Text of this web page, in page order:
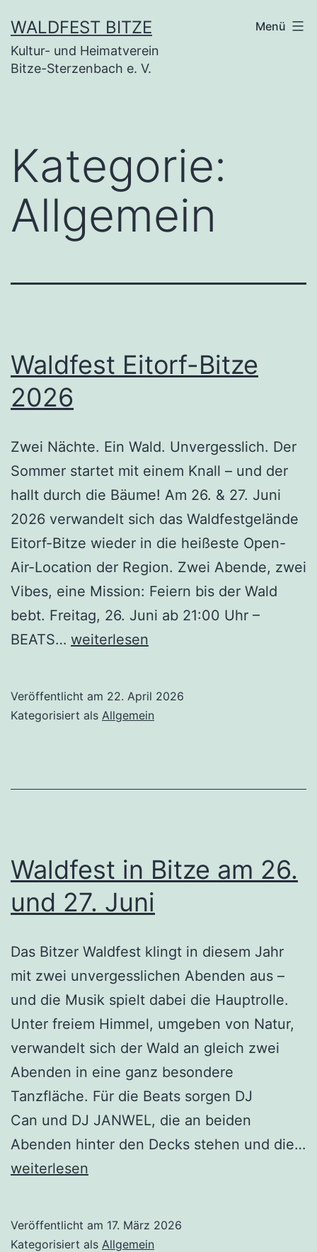
Inhalt
springen
WALDFEST BITZE
Kultur- und Heimatverein
Bitze-Sterzenbach e. V.
Menü
Kategorie:
Allgemein
Waldfest Eitorf-Bitze
2026
Zwei Nächte. Ein Wald. Unvergesslich. Der
Sommer startet mit einem Knall – und der
hallt durch die Bäume! Am 26. & 27. Juni
2026 verwandelt sich das Waldfestgelände
Eitorf-Bitze wieder in die heißeste Open-
Air-Location der Region. Zwei Abende, zwei
Vibes, eine Mission: Feiern bis der Wald
bebt. Freitag, 26. Juni ab 21:00 Uhr –
BEATS… Waldfest
2026
weiterlesen
Veröffentlicht am 22. April 2026
Kategorisiert als Allgemein
Waldfest in Bitze am 26.
und 27. Juni
Das Bitzer Waldfest klingt in diesem Jahr
mit zwei unvergesslichen Abenden aus –
und die Musik spielt dabei die Hauptrolle.
Unter freiem Himmel, umgeben von Natur,
verwandelt sich der Wald an gleich zwei
Abenden in eine ganz besondere
Tanzfläche. Für die Beats sorgen DJ
Can und DJ JANWEL, die an beiden
Abenden hinter den Decks stehen und die…
Waldfest
am
weiterlesen
Veröffentlicht am 17. März 2026
Kategorisiert als Allgemein